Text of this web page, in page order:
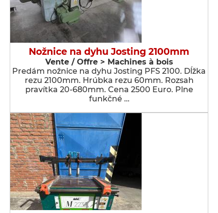
Nožnice na dyhu Josting 2100mm
Vente / Offre > Machines à bois
Predám nožnice na dyhu Josting PFS 2100. Dĺžka
rezu 2100mm. Hrúbka rezu 60mm. Rozsah
pravítka 20-680mm. Cena 2500 Euro. Plne
funkčné …